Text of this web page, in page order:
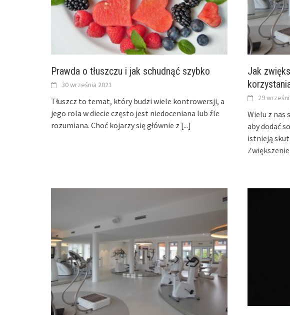
Prawda o tłuszczu i jak schudnąć szybko
30 września 2021
Tłuszcz to temat, który budzi wiele kontrowersji, a
jego rola w diecie często jest niedoceniana lub źle
rozumiana. Choć kojarzy się głównie z [...]
Jak
29
Wielu z nas
aby dodać
istnieją
Zwiększenie